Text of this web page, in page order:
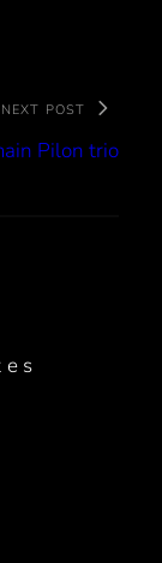
NEXT POST
Pilon trio